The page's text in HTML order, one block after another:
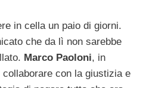
in cella un paio di giorni.
che da lì non sarebbe
Marco Paoloni, in
con la giustizia e